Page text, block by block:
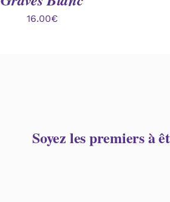
16.00€
Soyez les premiers à